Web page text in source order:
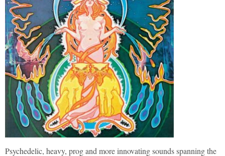
Psychedelic, heavy, prog and more innovating sounds spanning the